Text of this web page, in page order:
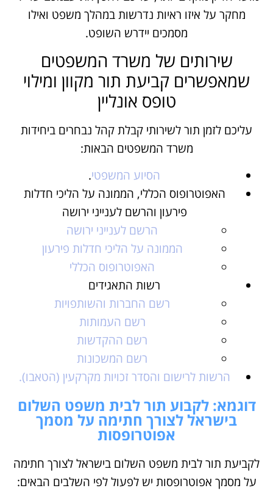
מחקר על איזו ראיות נדרשות במהלך משפט ואילו
מסמכים יידרש השופט.
שירותים של משרד המשפטים
שמאפשרים קביעת תור מקוון ומילוי
טופס אונליין
עליכם לזמן תור לשירותי קבלת קהל נבחרים ביחידות
משרד המשפטים הבאות:
הסיוע המשפטי.
האפוטרופוס הכללי, הממונה על הליכי חדלות
פירעון והרשם לענייני ירושה
הרשם לענייני ירושה
הממונה על הליכי חדלות פירעון
האפוטרופוס הכללי
רשות התאגידים
רשם החברות והשותפויות
רשם העמותות
רשם ההקדשות
רשם המשכונות
הרשות לרישום והסדר זכויות מקרקעין (הטאבו).
דוגמא: לקבוע תור לבית משפט השלום
בישראל לצורך חתימה על מסמך
אפוטרופסות
לקביעת תור לבית משפט השלום בישראל לצורך חתימה
על מסמך אפוטרופסות יש לפעול לפי השלבים הבאים: